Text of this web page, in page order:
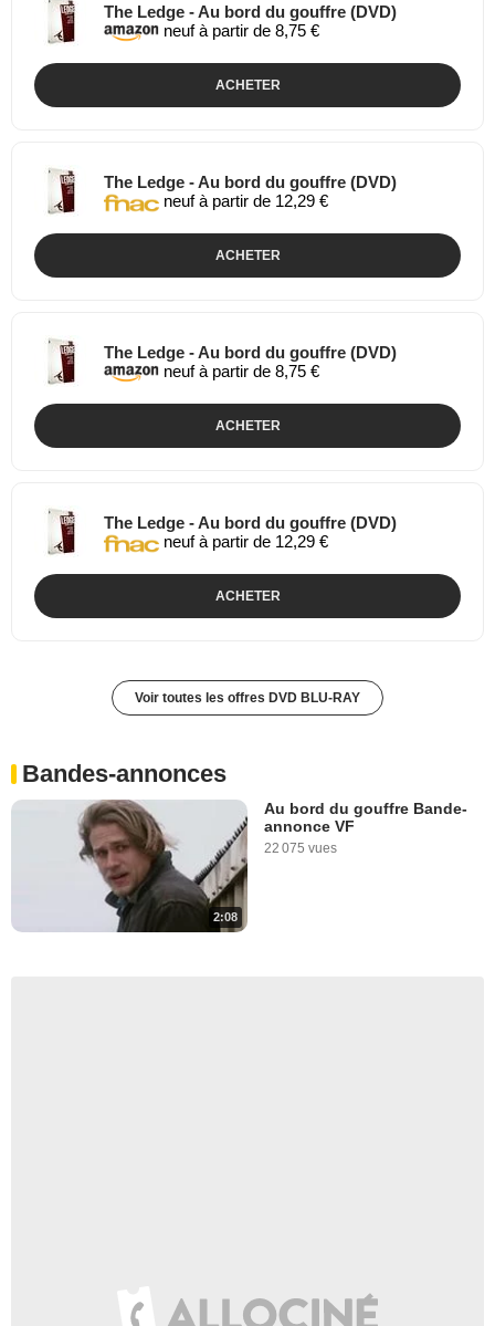
The Ledge - Au bord du gouffre (DVD)
neuf à partir de 8,75 €
ACHETER
The Ledge - Au bord du gouffre (DVD)
neuf à partir de 12,29 €
ACHETER
The Ledge - Au bord du gouffre (DVD)
neuf à partir de 8,75 €
ACHETER
The Ledge - Au bord du gouffre (DVD)
neuf à partir de 12,29 €
ACHETER
Voir toutes les offres DVD BLU-RAY
Bandes-annonces
2:08
Au bord du gouffre Bande-
annonce VF
22 075 vues